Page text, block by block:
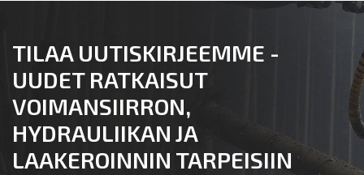
TILAA UUTISKIRJEEMME -
UUDET RATKAISUT
VOIMANSIIRRON,
HYDRAULIIKAN JA
LAAKEROINNIN TARPEISIIN